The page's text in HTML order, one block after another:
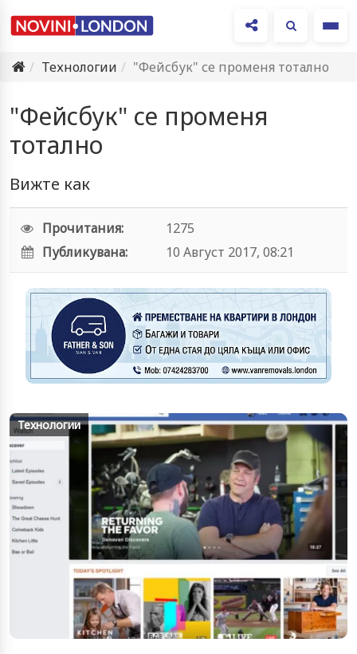
Технологии
"Фейсбук" се променя тотално
"Фейсбук" се променя
тотално
Вижте как
Прочитания:
1275
Публикувана:
10 Август 2017, 08:21
Технологии